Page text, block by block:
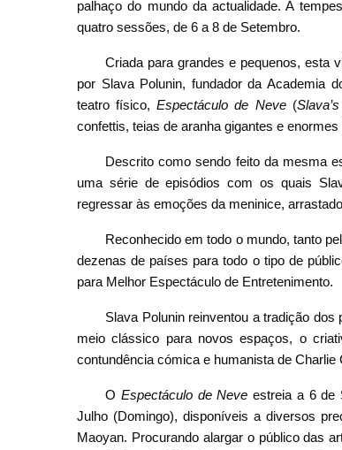
palhaço do mundo da actualidade. A
quatro sessões, de 6 a 8 de Setembro.
Criada para grandes e pequenos, esta
por Slava Polunin, fundador da Academia
teatro físico,Espectáculo de Neve(
confettis, teias de aranha gigantes e
Descrito como sendo feito da mesma
uma série de episódios com os quais
regressar às emoções da meninice,
Reconhecido em todo o mundo, tanto
dezenas de países para todo o tipo de
para Melhor Espectáculo de Entretenimento.
Slava Polunin reinventou a tradição
meio clássico para novos espaços, o
contundência cómica e humanista de Charlie
O Espectáculo de Neve estreia a 6 de
Julho (Domingo), disponíveis a diversos
Maoyan. Procurando alargar o público das